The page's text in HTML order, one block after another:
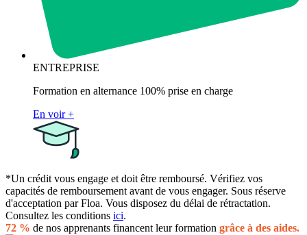
ENTREPRISE
Formation en alternance 100% prise en charge
En voir +
*Un crédit vous engage et doit être remboursé. Vérifiez vos
capacités de remboursement avant de vous engager. Sous réserve
d'acceptation par Floa. Vous disposez du délai de rétractation.
Consultez les conditions ici.
72 % de nos apprenants financent leur formation grâce à des aides.